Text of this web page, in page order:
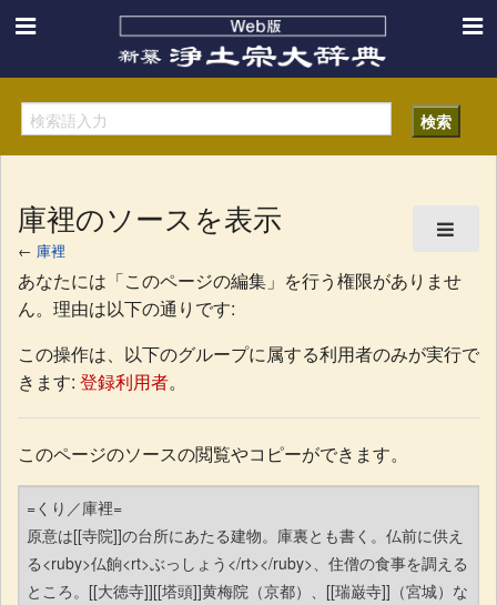
庫裡のソースを表示
← 庫裡
あなたには「このページの編集」を行う権限がありませ
ん。理由は以下の通りです:
この操作は、以下のグループに属する利用者のみが実行で
きます: 登録利用者。
このページのソースの閲覧やコピーができます。